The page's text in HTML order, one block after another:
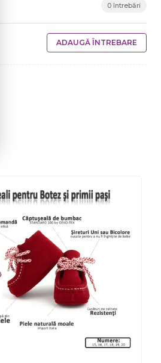
0 întrebări
ADAUGĂ ÎNTREBARE